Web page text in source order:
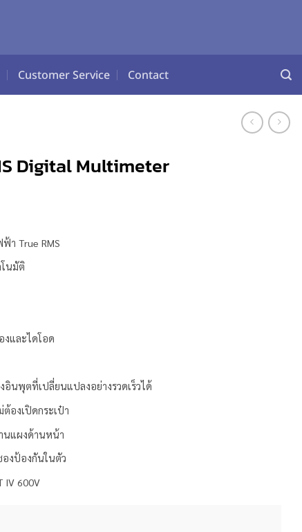
Customer Service Contact
Digital Multimeter
า True RMS
นมัติ
งและไดโอด
อินพุตที่เปลี่ยนแปลงอย่างรวดเร็วได้
องเปิดกระเป๋า
นแผงด้านหน้า
งป้องกันในตัว
IV 600V